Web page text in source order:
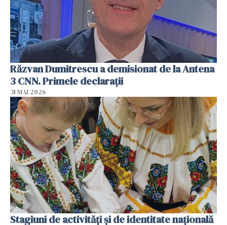
Răzvan Dumitrescu a demisionat de la Antena
3 CNN. Primele declarații
31 MAI 2026
Stagiuni de activități și de identitate națională